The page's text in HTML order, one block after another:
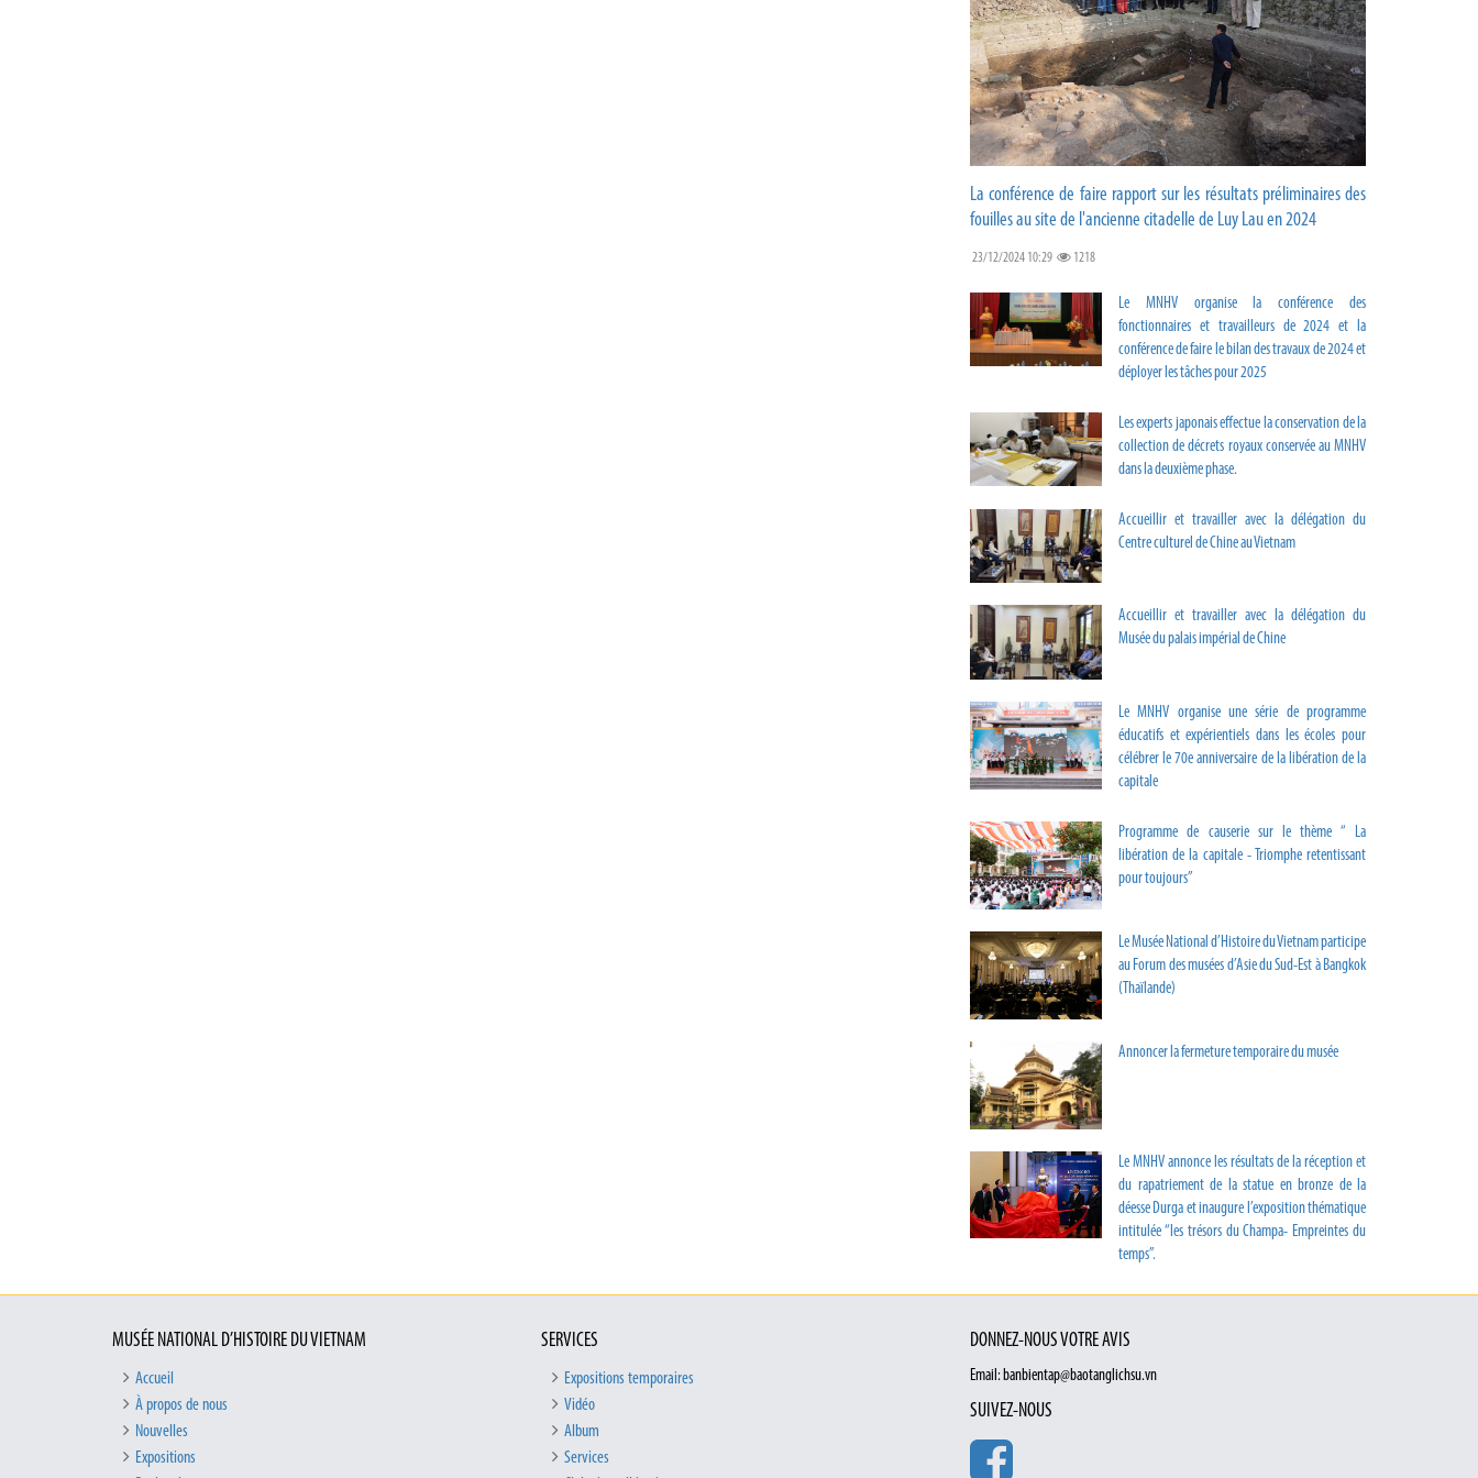
La conférence de faire rapport sur les résultats préliminaires des
fouilles au site de l'ancienne citadelle de Luy Lau en 2024
23/12/2024 10:29 1218
Le MNHV organise la conférence des
fonctionnaires et travailleurs de 2024 et la
conférence de faire le bilan des travaux de 2024 et
déployer les tâches pour 2025
Les experts japonais effectue la conservation de la
collection de décrets royaux conservée au MNHV
dans la deuxième phase.
Accueillir et travailler avec la délégation du
Centre culturel de Chine au Vietnam
Accueillir et travailler avec la délégation du
Musée du palais impérial de Chine
Le MNHV organise une série de programme
éducatifs et expérientiels dans les écoles pour
célébrer le 70e anniversaire de la libération de la
capitale
Programme de causerie sur le thème “ La
libération de la capitale - Triomphe retentissant
pour toujours”
Le Musée National d’Histoire du Vietnam participe
au Forum des musées d’Asie du Sud-Est à Bangkok
(Thaïlande)
Annoncer la fermeture temporaire du musée
Le MNHV annonce les résultats de la réception et
du rapatriement de la statue en bronze de la
déesse Durga et inaugure l’exposition thématique
intitulée “les trésors du Champa- Empreintes du
temps”.
MUSÉE NATIONAL D’HISTOIRE DU VIETNAM
Accueil
À propos de nous
Nouvelles
Expositions
SERVICES
Expositions temporaires
Vidéo
Album
Services
DONNEZ-NOUS VOTRE AVIS
Email: banbientap@baotanglichsu.vn
SUIVEZ-NOUS